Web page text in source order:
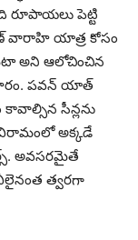
రూపాయలు పెట్టి
వారాహి యాత్ర కోసం
అని ఆలోచించిన
పవన్ యాత్
సీన్లను
అక్కడే
అవసరమైతే
వీలైనంత త్వరగా